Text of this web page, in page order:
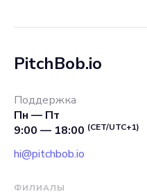
PitchBob.io
Поддержка
Пн — Пт
9:00 — 18:00 (CET/UTC+1)
hi@pitchbob.io
ФИЛИАЛЫ